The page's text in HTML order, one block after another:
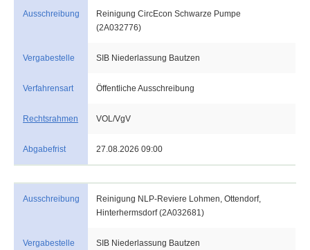
Ausschreibung
Reinigung CircEcon Schwarze Pumpe
(2A032776)
Vergabestelle SIB Niederlassung Bautzen
Verfahrensart Öffentliche Ausschreibung
Rechtsrahmen VOL/VgV
Abgabefrist 27.08.2026 09:00
Ausschreibung
Reinigung NLP-Reviere Lohmen, Ottendorf,
Hinterhermsdorf (2A032681)
Vergabestelle SIB Niederlassung Bautzen